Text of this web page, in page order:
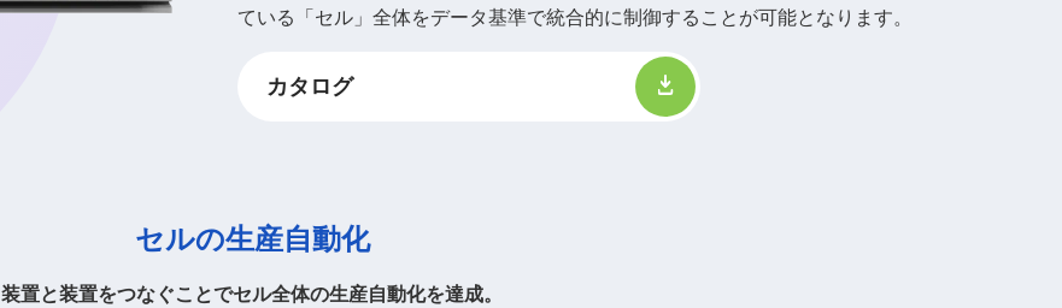
ている「セル」全体をデータ基準で統合的に制御することが可能となります。
カタログ
セルの生産自動化
装置と装置をつなぐことでセル全体の生産自動化を達成。